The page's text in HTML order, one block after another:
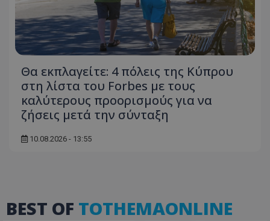
Θα εκπλαγείτε: 4 πόλεις της Κύπρου
στη λίστα του Forbes με τους
καλύτερους προορισμούς για να
ζήσεις μετά την σύνταξη
10.08.2026 - 13:55
BEST OF TOTHEMAONLINE
usprivacy
.lifenewscy.tothemaonline.com
ASP.NET_SessionId